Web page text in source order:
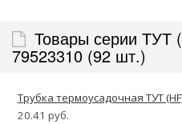
Товары серии ТУТ
79523310 (92 шт.)
Трубка термоусадочная ТУТ
20.41 руб.